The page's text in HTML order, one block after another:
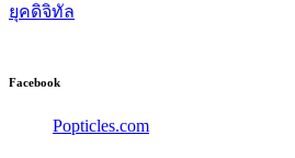
ยุคดิจิทัล
Facebook
Popticles.com